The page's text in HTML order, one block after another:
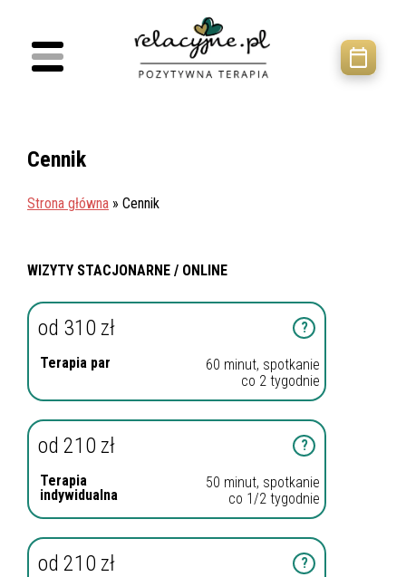
Cennik
Strona główna » Cennik
WIZYTY STACJONARNE / ONLINE
od 310 zł ?
Terapia par
60 minut, spotkanie
co 2 tygodnie
od 210 zł ?
Terapia
indywidualna
50 minut, spotkanie
co 1/2 tygodnie
od 210 zł ?